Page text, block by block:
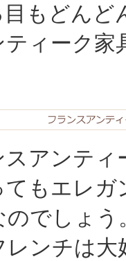
もどんど
ティーク
アンテ
もエレ
のでしょう
ンチは